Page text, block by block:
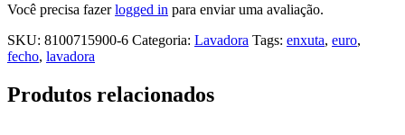
Você precisa fazerlogged in para enviar uma avaliação.
SKU: 8100715900-6 Categoria: Lavadora Tags: enxuta, euro,
fecho, lavadora
Produtos relacionados